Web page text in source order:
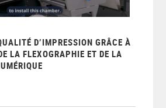
D’IMPRESSION GRÂCE À
LA FLEXOGRAPHIE ET DE LA